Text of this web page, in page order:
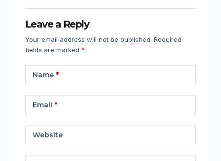
Leave a Reply
Your email address will not be published. Required
fields are marked *
Name*
Email *
Website